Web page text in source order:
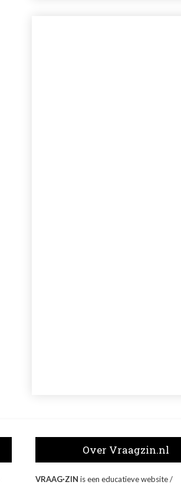
Over Vraagzin.nl
VRAAG·ZIN is een educatieve website /